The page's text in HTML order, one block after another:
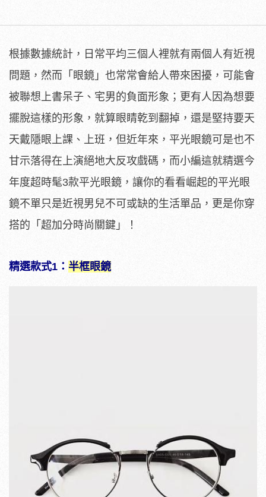
根據數據統計，日常平均三個人裡就有兩個人有近視
問題，然而「眼鏡」也常常會給人帶來困擾，可能會
被聯想上書呆子、宅男的負面形象；更有人因為想要
擺脫這樣的形象，就算眼睛乾到翻掉，還是堅持要天
天戴隱眼上課、上班，但近年來，平光眼鏡可是也不
甘示落得在上演絕地大反攻戲碼，而小編這就精選今
年度超時髦3款平光眼鏡，讓你的看看崛起的平光眼
鏡不單只是近視男兒不可或缺的生活單品，更是你穿
搭的「超加分時尚關鍵」！
精選款式1： 半框眼鏡